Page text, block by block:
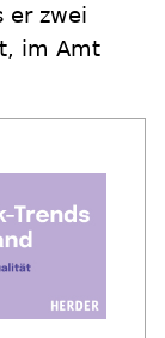
er zwei
im Amt